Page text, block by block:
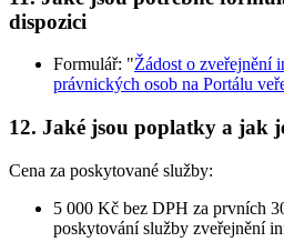
dispozici
Formulář: "Žádost o zveřejnění
právnických osob na Portálu
12. Jaké jsou poplatky a jak
Cena za poskytované služby:
5 000 Kč bez DPH za prvních
poskytování služby zveřejnění